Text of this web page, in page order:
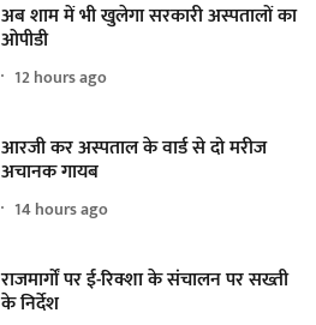
अब शाम में भी खुलेगा सरकारी अस्पतालों का
ओपीडी
12 hours ago
आरजी कर अस्पताल के वार्ड से दो मरीज
अचानक गायब
14 hours ago
राजमार्गों पर ई-रिक्शा के संचालन पर सख्ती
के निर्देश